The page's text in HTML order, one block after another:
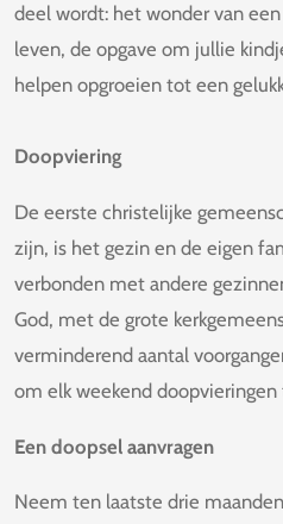
deel wordt: het wonder van
leven, de opgave om jullie
helpen opgroeien tot een
Doopviering
De eerste christelijke
zijn, is het gezin en de eigen
verbonden met andere
God, met de grote
verminderend aantal
om elk weekend doopvieringen
Een doopsel aanvragen
Neem ten laatste drie